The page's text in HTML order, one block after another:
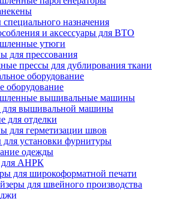
назначения
и аксессуары для ВТО
утюги
для прессования
прессы для дублирования ткани
оборудование
оборудование
вышивальные машины
для вышивальной машины
для отделки
для герметизации швов
для установки фурнитуры
одежды
для АНРК
для широкоформатной печати
для швейного производства